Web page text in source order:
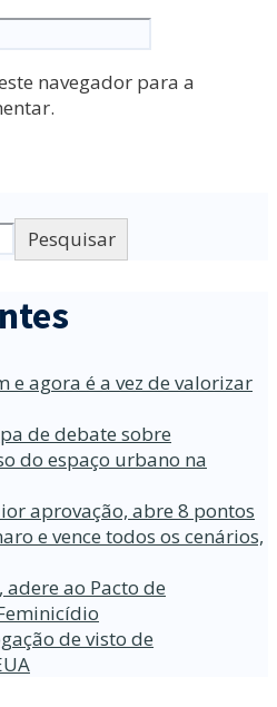
navegador para a
Pesquisar
e agora é a vez de valorizar
de debate sobre
do espaço urbano na
aprovação, abre 8 pontos
e vence todos os cenários,
ao Pacto de
de visto de